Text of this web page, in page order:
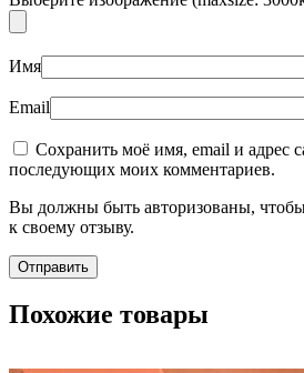
Имя
Email
Сохранить моё имя, email и адрес
последующих моих комментариев.
Вы должны быть авторизованы,
к своему отзыву.
Похожие товары